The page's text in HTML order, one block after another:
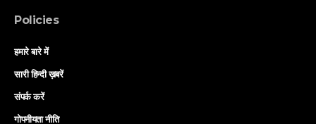
Policies
हमारे बारे में
सारी हिन्दी ख़बरें
संपर्क करें
गोपनीयता नीति